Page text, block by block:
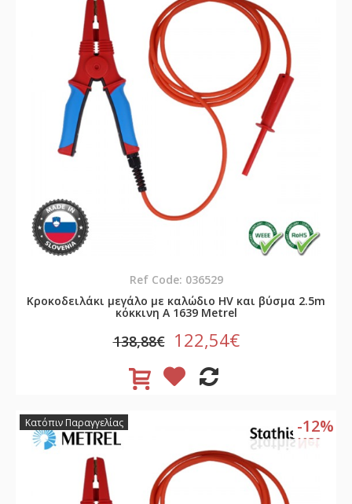
Ref Code: 036529
Κροκοδειλάκι μεγάλο με καλώδιο HV και βύσμα 2.5m
κόκκινη A 1639 Metrel
138,88€ 122,54€
-12%
Κατόπιν Παραγγελίας